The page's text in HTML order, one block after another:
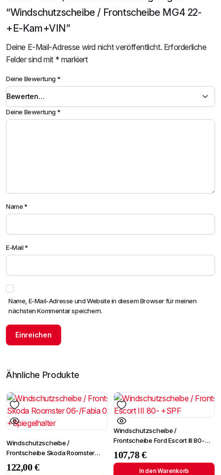
“Windschutzscheibe / Frontscheibe MG4 22-
+E-Kam+VIN”
Deine E-Mail-Adresse wird nicht veröffentlicht. Erforderliche
Felder sind mit * markiert
Deine Bewertung*
Deine Bewertung*
Name*
E-Mail*
Name, E-Mail-Adresse und Website in diesem Browser für meinen
nächsten Kommentar speichern.
Ähnliche Produkte
Windschutzscheibe /
Frontscheibe Skoda Roomster
06-/Fabia 07- +Spiegelhalter
122,00€
Windschutzscheibe /
Frontscheibe Ford Escort III 80-
+SPF
107,78€
In den Warenkorb